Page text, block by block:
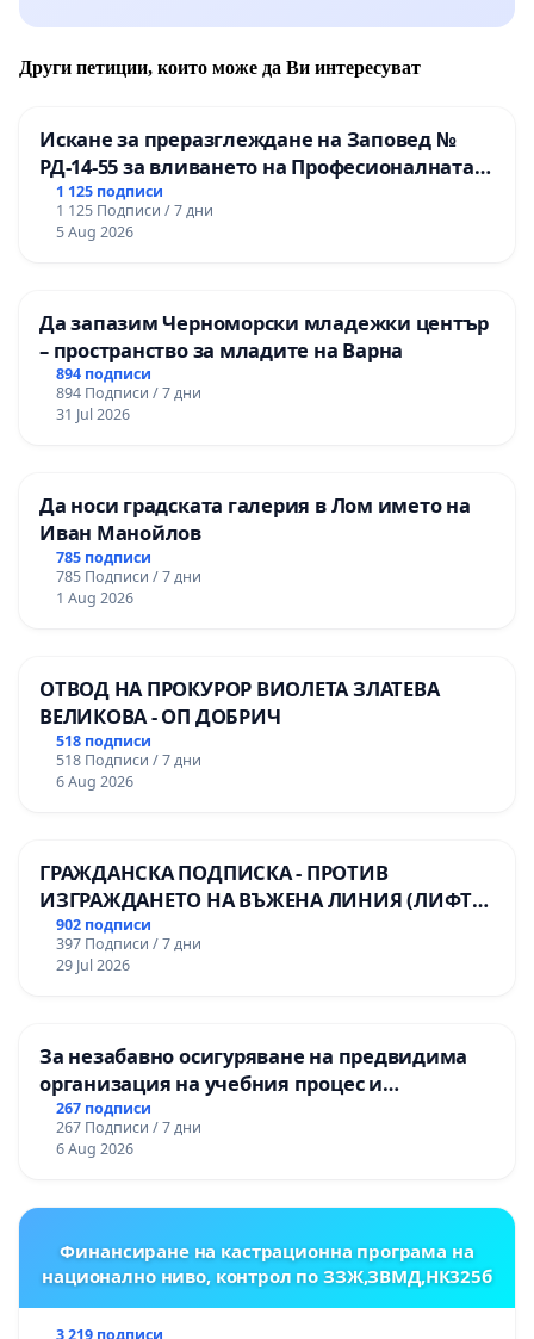
Други петиции, които може да Ви интересуват
Искане за преразглеждане на Заповед №
РД-14-55 за вливането на Професионалната
гимназия по промишлени технологии в
Професионалната гимназия по икономика и
мениджмънт – гр. Пазарджик
1 125 подписи
1 125 Подписи / 7 дни
5 Aug 2026
Да запазим Черноморски младежки център
– пространство за младите на Варна
894 подписи
894 Подписи / 7 дни
31 Jul 2026
Да носи градската галерия в Лом името на
Иван Манойлов
785 подписи
785 Подписи / 7 дни
1 Aug 2026
ОТВОД НА ПРОКУРОР ВИОЛЕТА ЗЛАТЕВА
ВЕЛИКОВА - ОП ДОБРИЧ
518 подписи
518 Подписи / 7 дни
6 Aug 2026
ГРАЖДАНСКА ПОДПИСКА - ПРОТИВ
ИЗГРАЖДАНЕТО НА ВЪЖЕНА ЛИНИЯ (ЛИФТ)
НА ТЕРИТОРИЯТА НА ПРИРОДНА
ЗАБЕЛЕЖИТЕЛНОСТ „ХЪЛМ НА
ОСВОБОДИТЕЛИТЕ“ (БУНАРДЖИК)
902 подписи
397 Подписи / 7 дни
29 Jul 2026
За незабавно осигуряване на предвидима
организация на учебния процес и
гарантиране на правото на равнопоставено
и качествено образование на учениците от
ОУ „Княз Александър I“ и Хуманитарна
267 подписи
267 Подписи / 7 дни
6 Aug 2026
Финансиране на кастрационна програма на
национално ниво, контрол по ЗЗЖ,ЗВМД,НК325б
3 219 подписи